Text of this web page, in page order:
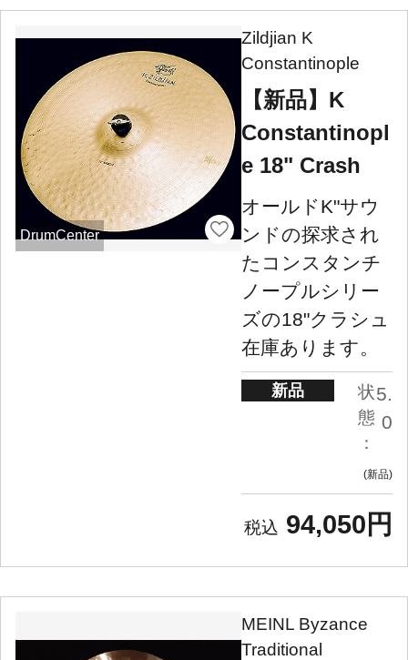
DrumCenter
Zildjian K
Constantinople
【新品】K
Constantinopl
e 18" Crash
オールドK"サウ
ンドの探求され
たコンスタンチ
ノープルシリー
ズの18"クラシュ
在庫あります。
新品
状
態
：
5.
0
新品
94,050円
MEINL Byzance
Traditional